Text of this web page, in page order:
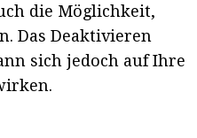
die Möglichkeit,
Das Deaktivieren
sich jedoch auf Ihre